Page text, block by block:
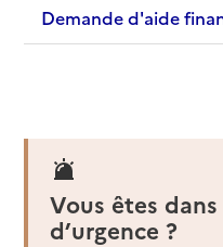
Demande d'aide
Vous êtes
d’urgence ?